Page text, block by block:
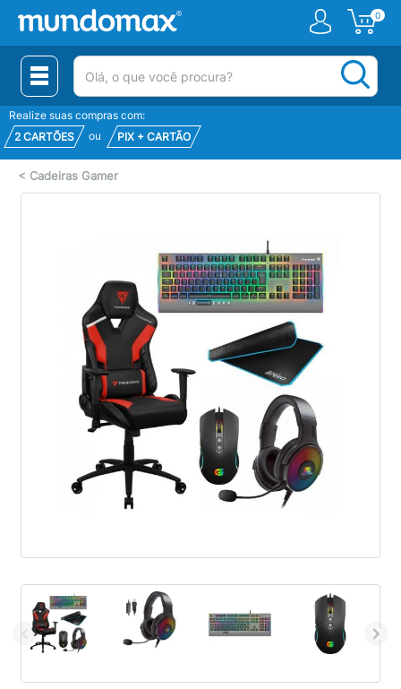
0
(pesquisar)
Realize suas compras com:
2 CARTÕES
ou PIX + CARTÃO
< Cadeiras Gamer